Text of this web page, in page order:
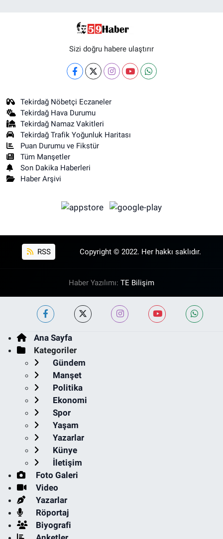
Sizi doğru habere ulaştırır
Tekirdağ Nöbetçi Eczaneler
Tekirdağ Hava Durumu
Tekirdağ Namaz Vakitleri
Tekirdağ Trafik Yoğunluk Haritası
Puan Durumu ve Fikstür
Tüm Manşetler
Son Dakika Haberleri
Haber Arşivi
RSS Copyright © 2022. Her hakkı saklıdır.
Haber Yazılımı: TE Bilişim
Ana Sayfa
Kategoriler
Gündem
Manşet
Politika
Ekonomi
Spor
Yaşam
Yazarlar
Künye
İletişim
Foto Galeri
Video
Yazarlar
Röportaj
Biyografi